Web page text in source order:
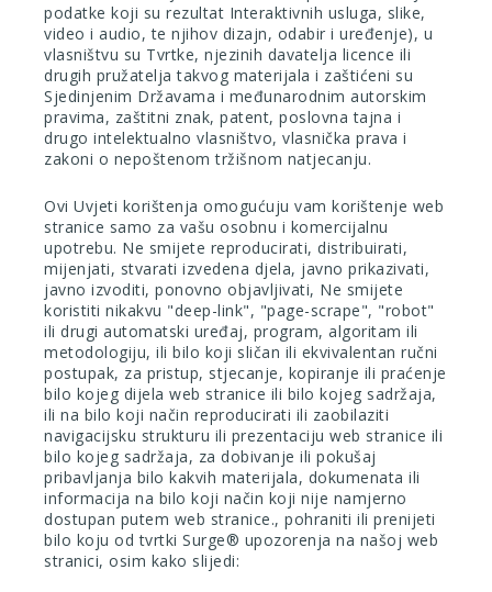
podatke koji su rezultat Interaktivnih usluga, slike,
video i audio, te njihov dizajn, odabir i uređenje), u
vlasništvu su Tvrtke, njezinih davatelja licence ili
drugih pružatelja takvog materijala i zaštićeni su
Sjedinjenim Državama i međunarodnim autorskim
pravima, zaštitni znak, patent, poslovna tajna i
drugo intelektualno vlasništvo, vlasnička prava i
zakoni o nepoštenom tržišnom natjecanju.
Ovi Uvjeti korištenja omogućuju vam korištenje web
stranice samo za vašu osobnu i komercijalnu
upotrebu. Ne smijete reproducirati, distribuirati,
mijenjati, stvarati izvedena djela, javno prikazivati,
javno izvoditi, ponovno objavljivati, Ne smijete
koristiti nikakvu "deep-link", "page-scrape", "robot"
ili drugi automatski uređaj, program, algoritam ili
metodologiju, ili bilo koji sličan ili ekvivalentan ručni
postupak, za pristup, stjecanje, kopiranje ili praćenje
bilo kojeg dijela web stranice ili bilo kojeg sadržaja,
ili na bilo koji način reproducirati ili zaobilaziti
navigacijsku strukturu ili prezentaciju web stranice ili
bilo kojeg sadržaja, za dobivanje ili pokušaj
pribavljanja bilo kakvih materijala, dokumenata ili
informacija na bilo koji način koji nije namjerno
dostupan putem web stranice., pohraniti ili prenijeti
bilo koju od tvrtki Surge® upozorenja na našoj web
stranici, osim kako slijedi: